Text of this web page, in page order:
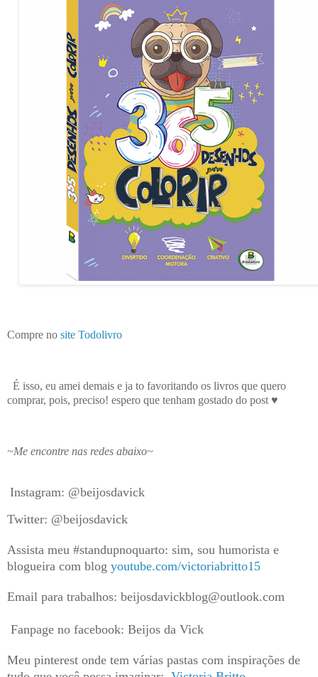
Compre no site Todolivro
É isso, eu amei demais e ja to favoritando os livros que quero
comprar, pois, preciso! espero que tenham gostado do post ♥
~Me encontre nas redes abaixo~
Instagram: @beijosdavick
Twitter: @beijosdavick
Assista meu #standupnoquarto: sim, sou humorista e
blogueira com blog youtube.com/victoriabritto15
Email para trabalhos: beijosdavickblog@outlook.com
Fanpage no facebook: Beijos da Vick
Meu pinterest onde tem várias pastas com inspirações de